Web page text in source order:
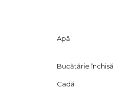
Apă
Bucătărie închisă
Cadă